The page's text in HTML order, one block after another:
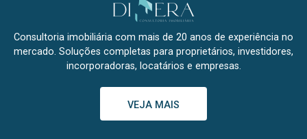
Consultoria imobiliária com mais de 20 anos de experiência no
mercado. Soluções completas para proprietários, investidores,
incorporadoras, locatários e empresas.
VEJA MAIS